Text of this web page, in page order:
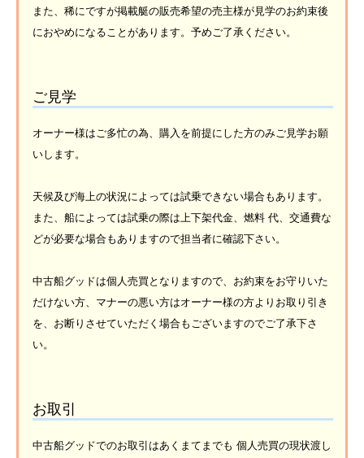
また、稀にですが掲載艇の販売希望の売主様が見学のお約束後
におやめになることがあります。予めご了承ください。
ご見学
オーナー様はご多忙の為、購入を前提にした方のみご見学お願
いします。
天候及び海上の状況によっては試乗できない場合もあります。
また、船によっては試乗の際は上下架代金、燃料 代、交通費な
どが必要な場合もありますので担当者に確認下さい。
中古船グッドは個人売買となりますので、お約束をお守りいた
だけない方、マナーの悪い方はオーナー様の方よりお取り引き
を、お断りさせていただく場合もございますのでご了承下さ
い。
お取引
中古船グッドでのお取引はあくまてまでも 個人売買の現状渡し